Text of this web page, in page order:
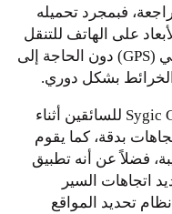
فبمجرد تحميله
على الهاتف للتنقل
باستخدام نظام تحديد المواقع العالمي (GPS) دون الحاجة إلى
الخرائط بشكل دوري.
يقدم برنامج سايجك جي بي اس Sygic GPS للسائقين أثناء
بدقة، كما يقوم
فضلاً عن أنه تطبيق
اتجاهات السير
تحديد المواقع